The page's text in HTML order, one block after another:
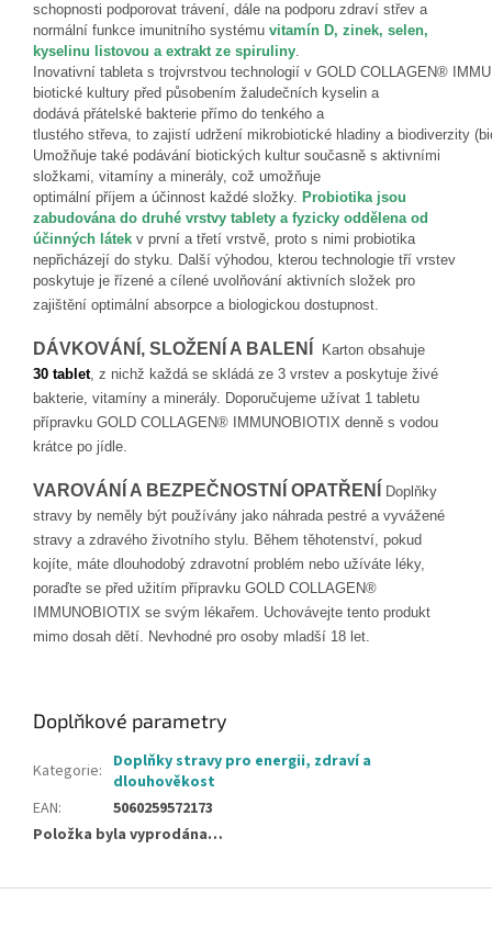
schopnosti podporovat trávení, dále na podporu zdraví střev a
normální funkce imunitního systému vitamín D, zinek, selen,
kyselinu listovou a extrakt ze spiruliny.
Inovativní tableta s trojvrstvou technologií v GOLD COLLAGEN®
biotické kultury před působením žaludečních kyselin a
dodává přátelské bakterie přímo do tenkého a
tlustého střeva, to zajistí udržení mikrobiotické hladiny a biodiverzity (
Umožňuje také podávání biotických kultur současně s aktivními
složkami, vitamíny a minerály, což umožňuje
optimální příjem a účinnost každé složky. Probiotika jsou
zabudována do druhé vrstvy tablety a fyzicky oddělena od
účinných látek v první a třetí vrstvě, proto s nimi probiotika
nepřicházejí do styku. Další výhodou, kterou technologie tří vrstev
poskytuje je řízené a cílené uvolňování aktivních složek pro
zajištění optimální absorpce a biologickou dostupnost.
DÁVKOVÁNÍ , SLOŽENÍ A BALENÍ
Karton obsahuje
30 tablet, z nichž každá se skládá ze 3 vrstev a poskytuje živé
bakterie, vitamíny a minerály. Doporučujeme užívat 1 tabletu
přípravku GOLD COLLAGEN® IMMUNOBIOTIX denně s vodou
krátce po jídle.
VAROVÁNÍ A BEZPEČNOSTNÍ OPATŘENÍ
Doplňky
stravy by neměly být používány jako náhrada pestré a vyvážené
stravy a zdravého životního stylu. Během těhotenství, pokud
kojíte, máte dlouhodobý zdravotní problém nebo užíváte léky,
poraďte se před užitím přípravku GOLD COLLAGEN®
IMMUNOBIOTIX se svým lékařem. Uchovávejte tento produkt
mimo dosah dětí. Nevhodné pro osoby mladší 18 let.
Doplňkové parametry
Kategorie: Doplňky stravy pro energii, zdraví a
dlouhověkost
EAN:
5060259572173
Položka byla vyprodána…